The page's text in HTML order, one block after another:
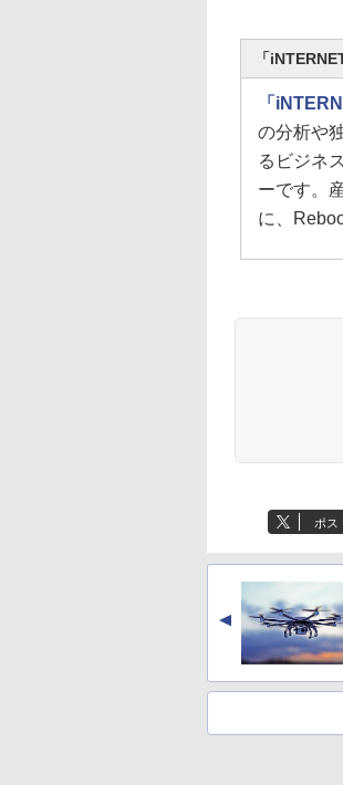
「
「
の分析や
るビジネ
ーです。
に、
ポス
▲